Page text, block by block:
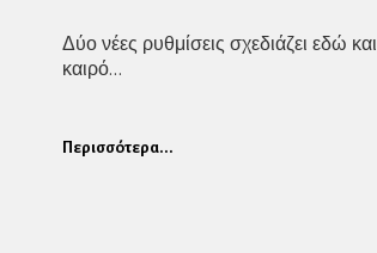
Δύο νέες ρυθμίσεις σχεδιάζει εδώ και
καιρό...
Περισσότερα...